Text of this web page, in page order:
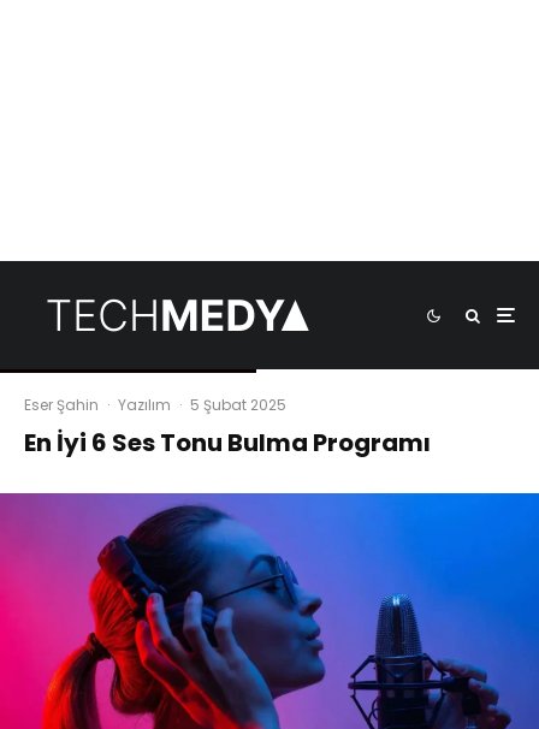
Eser Şahin · Yazılım · 5 Şubat 2025
En İyi 6 Ses Tonu Bulma Programı